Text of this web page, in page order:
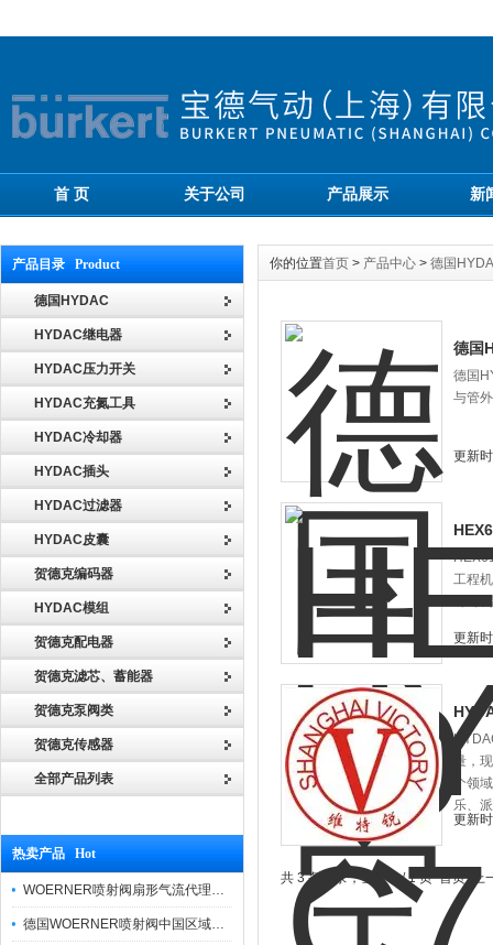
首 页 关于公司 产品展示 新
产品目录 Product
德国HYDAC
HYDAC继电器
HYDAC压力开关
HYDAC充氮工具
HYDAC冷却器
HYDAC插头
HYDAC过滤器
HYDAC皮囊
贺德克编码器
HYDAC模组
贺德克配电器
贺德克滤芯、蓄能器
贺德克泵阀类
贺德克传感器
全部产品列表
热卖产品 Hot
WOERNER喷射阀扇形气流代理品牌价格优势
德国WOERNER喷射阀中国区域优势报价
你的位置首页 > 产品中心 > 德国
德国
德国
与管
更新
工程
*、
更新
量，
个领
乐、
更新
共 3 条记录，当前 1 / 1 页 首页